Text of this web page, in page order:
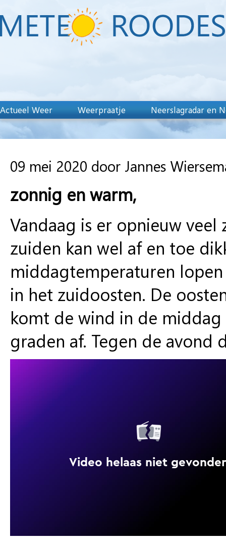
Actueel Weer Weerpraatje Neerslagradar en
09 mei 2020 door Jannes
zonnig en warm,
Vandaag is er opnieuw
zuiden kan wel af en toe
middagtemperaturen lopen
in het zuidoosten. De
komt de wind in de middag
graden af. Tegen de